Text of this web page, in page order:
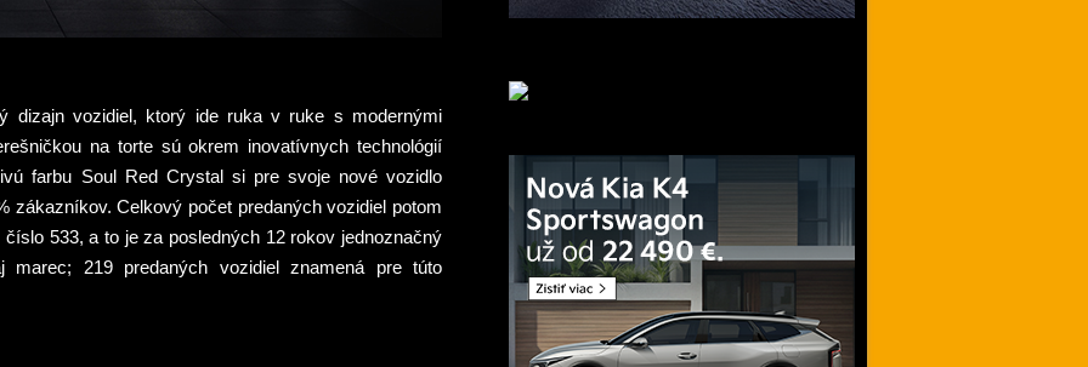
dizajn vozidiel, ktorý ide ruka v ruke s modernými
na torte sú okrem inovatívnych technológií
farbu Soul Red Crystal si pre svoje nové vozidlo
zákazníkov. Celkový počet predaných vozidiel potom
533, a to je za posledných 12 rokov jednoznačný
marec; 219 predaných vozidiel znamená pre túto